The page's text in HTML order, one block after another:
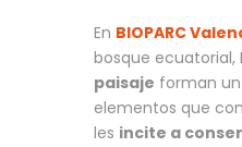
En BIOPARC
bosque ecuatorial,
paisaje forman
elementos que
les incite a